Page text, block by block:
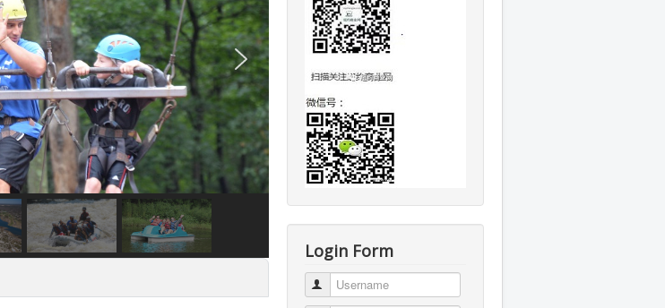
Login Form
Username